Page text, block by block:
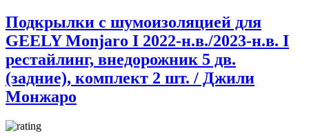
Подкрылки с шумоизоляцией для
GEELY Monjaro I 2022-н.в./2023-н.в. I
рестайлинг, внедорожник 5 дв.
(задние), комплект 2 шт. / Джили
Монжаро